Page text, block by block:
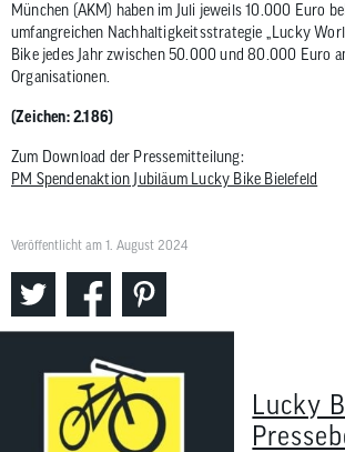
München (AKM) haben im Juli jeweils 10.000 Euro
umfangreichen Nachhaltigkeitsstrategie „Lucky
Bike jedes Jahr zwischen 50.000 und 80.000 Euro
Organisationen.
(Zeichen: 2.186)
Zum Download der Pressemitteilung:
PM Spendenaktion Jubiläum Lucky Bike Bielefeld
Veröffentlicht am 1. August 2024
Lucky